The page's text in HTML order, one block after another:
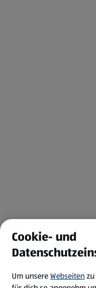
Cookie- und
Um unsereWebseiten